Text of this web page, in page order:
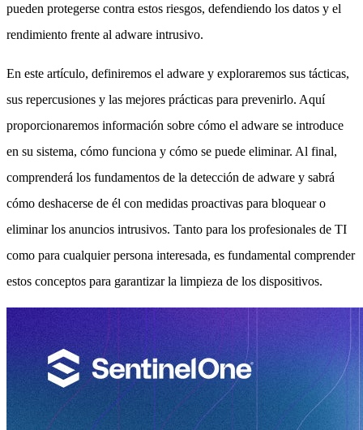
pueden protegerse contra estos riesgos, defendiendo los datos y el
rendimiento frente al adware intrusivo.
En este artículo, definiremos el adware y exploraremos sus tácticas,
sus repercusiones y las mejores prácticas para prevenirlo. Aquí
proporcionaremos información sobre cómo el adware se introduce
en su sistema, cómo funciona y cómo se puede eliminar. Al final,
comprenderá los fundamentos de la detección de adware y sabrá
cómo deshacerse de él con medidas proactivas para bloquear o
eliminar los anuncios intrusivos. Tanto para los profesionales de TI
como para cualquier persona interesada, es fundamental comprender
estos conceptos para garantizar la limpieza de los dispositivos.